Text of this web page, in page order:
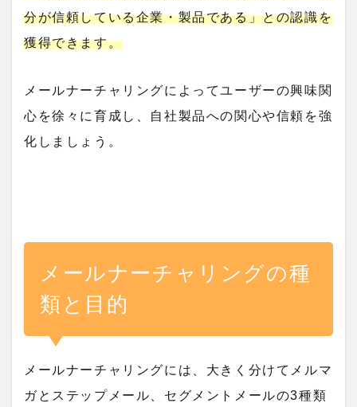
分が信頼している企業・製品である」との認識を
獲得できます。
メールナーチャリングによってユーザーの興味関
心を徐々に育成し、自社製品への関心や信頼を強
化しましょう。
メールナーチャリングの種
類と目的
メールナーチャリングには、大きく分けてメルマ
ガとステップメール、セグメントメールの3種類